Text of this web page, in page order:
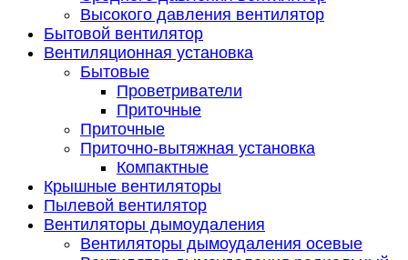
Высокого давления вентилятор
Бытовой вентилятор
Вентиляционная установка
Бытовые
Проветриватели
Приточные
Приточные
Приточно-вытяжная установка
Компактные
Крышные вентиляторы
Пылевой вентилятор
Вентиляторы дымоудаления
Вентиляторы дымоудаления осевые